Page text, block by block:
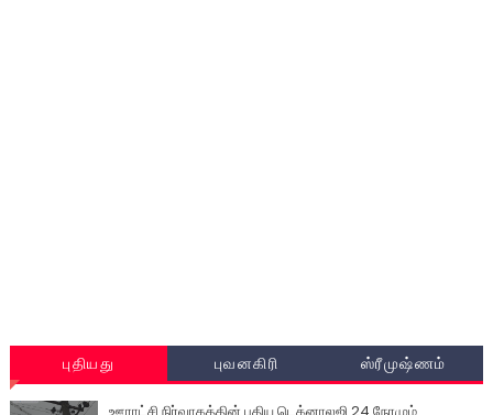
புதியது புவனகிரி ஸ்ரீமுஷ்ணம்
ஊராட்சி நிர்வாகத்தின் புதிய டெக்னாலஜி 24 நேரமும்